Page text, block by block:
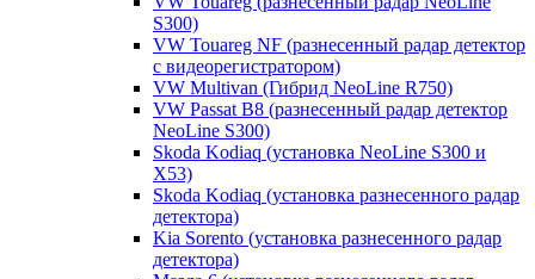
S300)
VW Touareg NF (разнесенный радар детектор
с видеорегистратором)
VW Multivan (Гибрид NeoLine R750)
VW Passat B8 (разнесенный радар детектор
NeoLine S300)
Skoda Kodiaq (установка NeoLine S300 и
X53)
Skoda Kodiaq (установка разнесенного радар
детектора)
Kia Sorento (установка разнесенного радар
детектора)